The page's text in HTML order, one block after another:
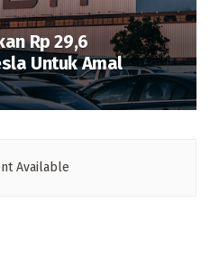
Rp 29,6
Untuk Amal
Available